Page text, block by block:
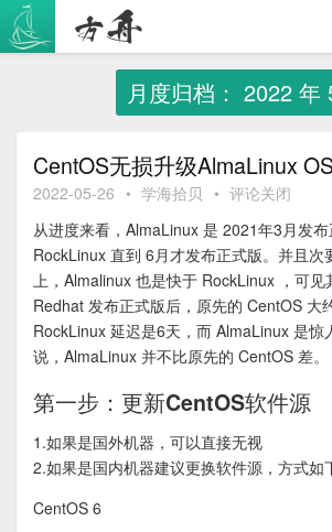
内
容
月度归档： 2022 年
CentOS无损升级AlmaLinux
2022-05-26 • 学海拾贝 • 评论关闭
从进度来看，AlmaLinux 是 2021年3月发布
RockLinux 直到 6月才发布正式版。并且次
上，Almalinux 也是快于 RockLinux ，可见
Redhat 发布正式版后，原先的 CentOS 大
RockLinux 延迟是6天，而 AlmaLinux 是惊
说，AlmaLinux 并不比原先的 CentOS 差。
第一步：更新CentOS软件源
1.如果是国外机器，可以直接无视
2.如果是国内机器建议更换软件源，方式如
CentOS 6